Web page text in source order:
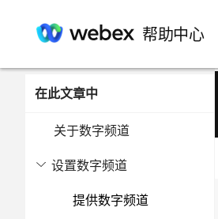
帮助中心
在此文章中
关于数字频道
设置数字频道
提供数字频道